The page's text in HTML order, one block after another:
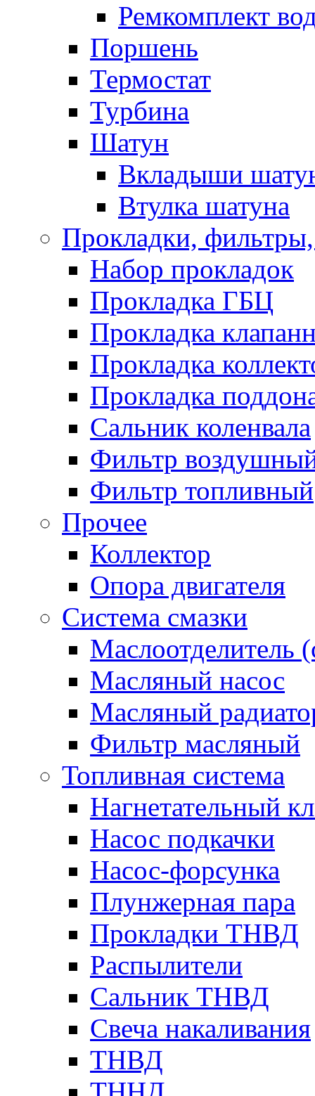
Ремкомплект
Поршень
Термостат
Турбина
Шатун
Вкладыши
Втулка шатуна
Прокладки,
Набор прокладок
Прокладка ГБЦ
Прокладка
Прокладка
Прокладка
Сальник коленвала
Фильтр
Фильтр топливный
Прочее
Коллектор
Опора двигателя
Система смазки
Маслоотделитель
Масляный насос
Масляный
Фильтр масляный
Топливная система
Нагнетательный
Насос подкачки
Насос-форсунка
Плунжерная пара
Прокладки ТНВД
Распылители
Сальник ТНВД
Свеча накаливания
ТНВД